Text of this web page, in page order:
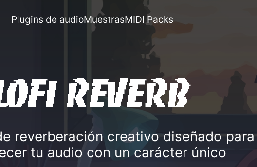
Plugins de audioMuestrasMIDI Packs
Reverb
reverberación creativo diseñado para
tu audio con un carácter único